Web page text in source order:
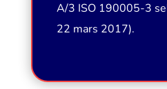
A/3 ISO 190005-3
22 mars 2017).